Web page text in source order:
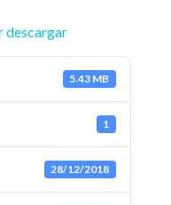
descargar
5.43 MB
1
28/12/2018